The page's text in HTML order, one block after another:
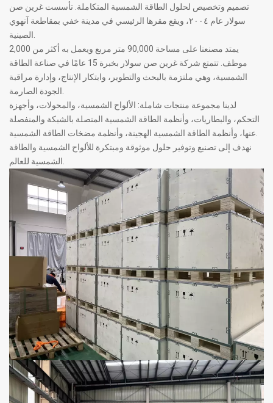
تصميم وتخصيص لحلول الطاقة الشمسية المتكاملة. تأسست غرين صن
سولار عام ٢٠٠٤، ويقع مقرها الرئيسي في مدينة خفي بمقاطعة آنهوي
يمتد مصنعنا على مساحة 90,000 متر مربع ويعمل به أكثر من 2,000
موظف. تتمتع شركة غرين صن سولار بخبرة 15 عامًا في صناعة الطاقة
الشمسية، وهي ملتزمة بالبحث والتطوير، وابتكار الإنتاج، وإدارة مراقبة
لدينا مجموعة منتجات شاملة: الألواح الشمسية، والمحولات، وأجهزة
التحكم، والبطاريات، وأنظمة الطاقة الشمسية المتصلة بالشبكة والمنفصلة
نهدف إلى تصنيع وتوفير حلول موثوقة ومبتكرة للألواح الشمسية والطاقة